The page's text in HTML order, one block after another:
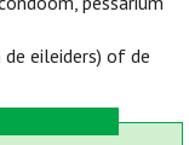
eileiders) of de